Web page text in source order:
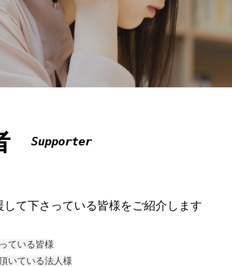
Supporter
して下さっている皆様をご紹介します
ている皆様
いている法人様